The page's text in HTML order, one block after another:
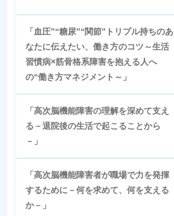
「血圧”“糖尿”“関節”トリプル持ちのあ
なたに伝えたい、働き方のコツ～生活
習慣病×筋骨格系障害を抱える人へ
の“働き方マネジメント～」
「高次脳機能障害の理解を深めて支え
る－退院後の生活で起こることから
－」
「高次脳機能障害者が職場で力を発揮
するために－何を求めて、何を支える
か－」